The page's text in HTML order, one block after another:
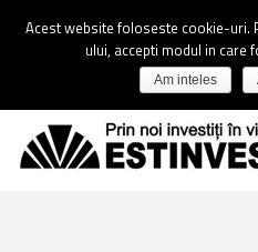
Acest website foloseste cookie-uri.
ului, accepti modul in care
Am inteles